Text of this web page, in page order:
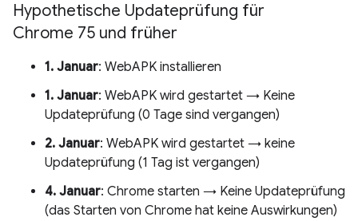
Hypothetische Updateprüfung für
Chrome 75 und früher
1. Januar: WebAPK installieren
1. Januar: WebAPK wird gestartet → Keine
Updateprüfung (0 Tage sind vergangen)
2. Januar: WebAPK wird gestartet → keine
Updateprüfung (1 Tag ist vergangen)
4. Januar: Chrome starten → Keine Updateprüfung
(das Starten von Chrome hat keine Auswirkungen)